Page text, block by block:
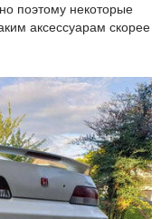
поэтому некоторые
аксессуарам скорее